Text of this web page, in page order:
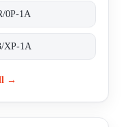
0P-1A
XP-1A
→